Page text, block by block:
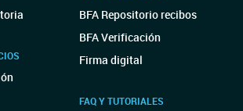
BFA Repositorio recibos
BFA Verificación
Firma digital
FAQ Y TUTORIALES